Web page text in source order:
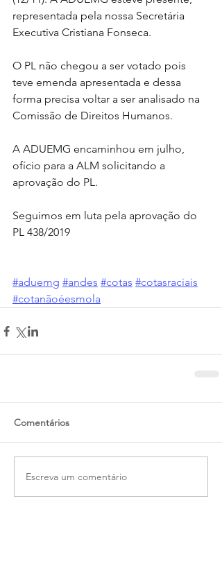
representada pela nossa Secretária
Executiva Cristiana Fonseca.
O PL não chegou a ser votado pois
teve emenda apresentada e dessa
forma precisa voltar a ser analisado na
Comissão de Direitos Humanos.
A ADUEMG encaminhou em julho,
ofício para a ALM solicitando a
aprovação do PL.
Seguimos em luta pela aprovação do
PL 438/2019
#aduemg #andes #cotas #cotasraciais
#cotanãoéesmola
Comentários
Escreva um comentário